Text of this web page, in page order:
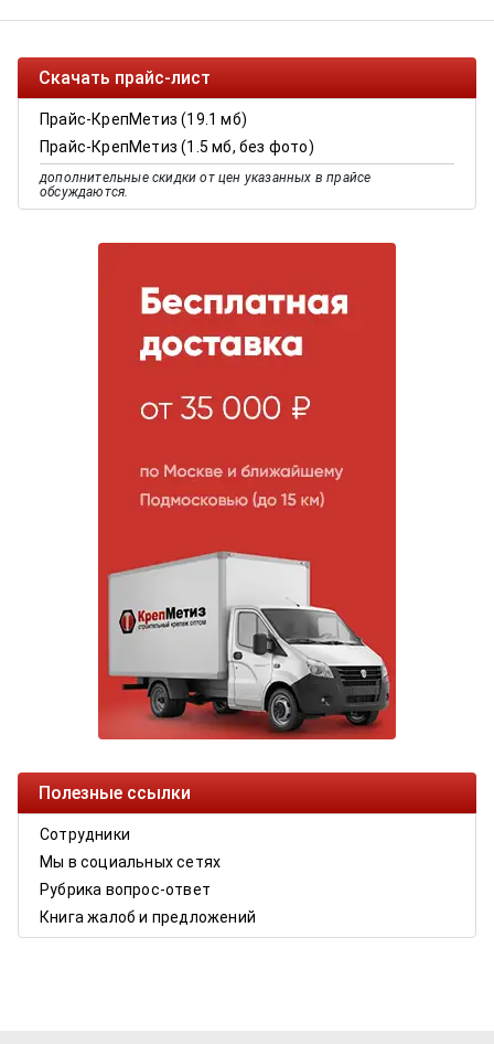
Скачать прайс-лист
Прайс-КрепМетиз (19.1 мб)
Прайс-КрепМетиз (1.5 мб, без фото)
дополнительные скидки от цен указанных в прайсе
обсуждаются.
Полезные ссылки
Сотрудники
Мы в социальных сетях
Рубрика вопрос-ответ
Книга жалоб и предложений